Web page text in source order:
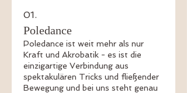
01.
Poledance
Poledance ist weit mehr als nur
Kraft und Akrobatik - es ist die
einzigartige Verbindung aus
spektakulären Tricks und fließender
Bewegung und bei uns steht genau